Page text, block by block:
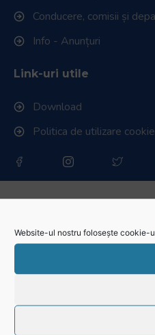
Website-ul nostru folosește cookie-
Conducere, comisii și
Info - Anunțuri
Link-uri utile
Download
Politica de utilizare